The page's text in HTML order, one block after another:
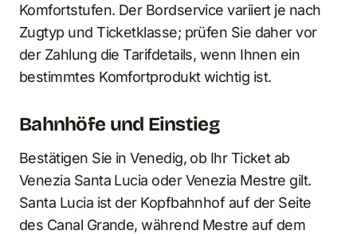
Komfortstufen. Der Bordservice variiert je nach
Zugtyp und Ticketklasse; prüfen Sie daher vor
der Zahlung die Tarifdetails, wenn Ihnen ein
bestimmtes Komfortprodukt wichtig ist.
Bahnhöfe und Einstieg
Bestätigen Sie in Venedig, ob Ihr Ticket ab
Venezia Santa Lucia oder Venezia Mestre gilt.
Santa Lucia ist der Kopfbahnhof auf der Seite
des Canal Grande, während Mestre auf dem